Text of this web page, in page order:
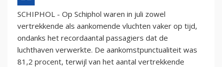
SCHIPHOL - Op Schiphol waren in juli zowel
vertrekkende als aankomende vluchten vaker op tijd,
ondanks het recordaantal passagiers dat de
luchthaven verwerkte. De aankomstpunctualiteit was
81,2 procent, terwijl van het aantal vertrekkende